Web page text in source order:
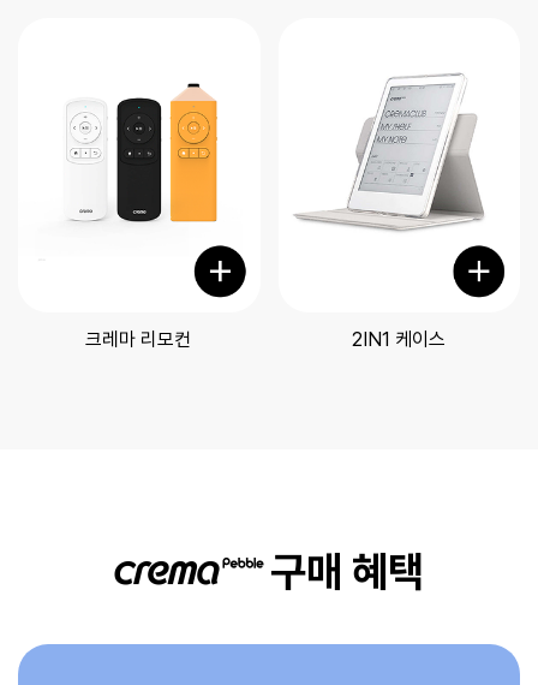
크레마 리모컨 2IN1 케이스
구매 혜택